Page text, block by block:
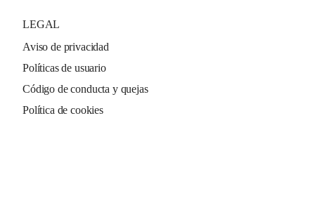
LEGAL
Aviso de privacidad
Políticas de usuario
Código de conducta y quejas
Política de cookies